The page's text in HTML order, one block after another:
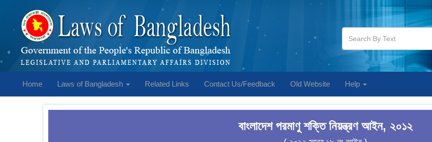
Home Laws of Bangladesh Related Links Contact Us/Feedback Old Website Help
বাংলাদেশ পরমাণু শক্তি নিয়ন্ত্রণ আইন, ২০১২